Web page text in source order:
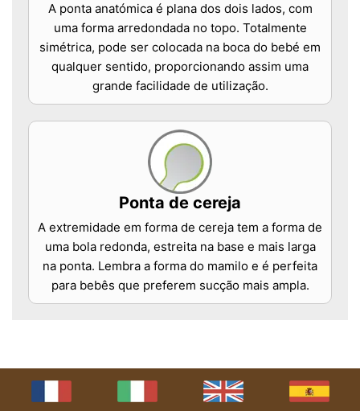
A ponta anatómica é plana dos dois lados, com
uma forma arredondada no topo. Totalmente
simétrica, pode ser colocada na boca do bebé em
qualquer sentido, proporcionando assim uma
grande facilidade de utilização.
Ponta de cereja
A extremidade em forma de cereja tem a forma de
uma bola redonda, estreita na base e mais larga
na ponta. Lembra a forma do mamilo e é perfeita
para bebês que preferem sucção mais ampla.